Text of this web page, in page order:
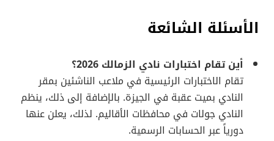
الأسئلة الشائعة
أين تقام اختبارات نادي الزمالك 2026؟
تقام الاختبارات الرئيسية في ملاعب الناشئين بمقر
النادي بميت عقبة في الجيزة. بالإضافة إلى ذلك، ينظم
النادي جولات في محافظات الأقاليم. لذلك، يعلن عنها
دورياً عبر الحسابات الرسمية.